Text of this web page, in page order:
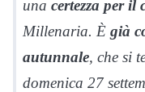
una certezza per il
Millenaria. È già
autunnale, che si
domenica 27